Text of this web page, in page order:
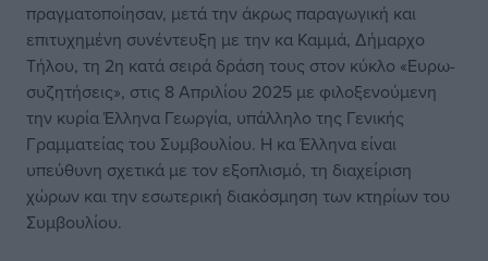
πραγματοποίησαν, μετά την άκρως παραγωγική και
επιτυχημένη συνέντευξη με την κα Καμμά, Δήμαρχο
Τήλου, τη 2η κατά σειρά δράση τους στον κύκλο «Ευρω-
συζητήσεις», στις 8 Απριλίου 2025 με φιλοξενούμενη
την κυρία Έλληνα Γεωργία, υπάλληλο της Γενικής
Γραμματείας του Συμβουλίου. Η κα Έλληνα είναι
υπεύθυνη σχετικά με τον εξοπλισμό, τη διαχείριση
χώρων και την εσωτερική διακόσμηση των κτηρίων του
Συμβουλίου.